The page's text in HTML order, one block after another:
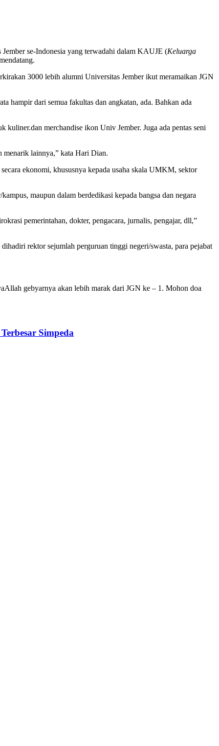
se-Indonesia yang terwadahi dalam KAUJE (Keluarga
3000 lebih alumni Universitas Jember ikut meramaikan JGN
hampir dari semua fakultas dan angkatan, ada. Bahkan ada
merchandise ikon Univ Jember. Juga ada pentas seni
menarik lainnya,” kata Hari Dian.
ekonomi, khususnya kepada usaha skala UMKM, sektor
maupun dalam berdedikasi kepada bangsa dan negara
pemerintahan, dokter, pengacara, jurnalis, pengajar, dll,”
rektor sejumlah perguruan tinggi negeri/swasta, para pejabat
gebyarnya akan lebih marak dari JGN ke – 1. Mohon doa
Simpeda